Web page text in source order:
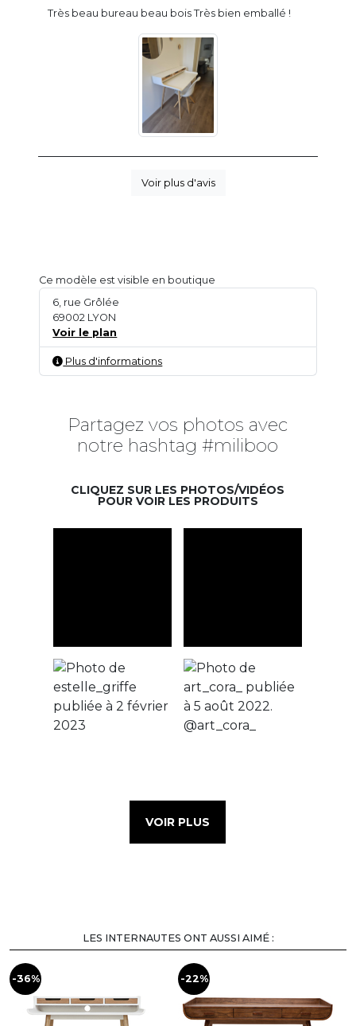
Très beau bureau beau bois Très bien emballé !
Voir plus d'avis
Ce modèle est visible en boutique
6, rue Grôlée
69002 LYON
Voir le plan
Plus d'informations
Partagez vos photos avec
notre hashtag #miliboo
CLIQUEZ SUR LES PHOTOS/VIDÉOS
POUR VOIR LES PRODUITS
VOIR PLUS
LES INTERNAUTES ONT AUSSI AIMÉ :
-36% -22%